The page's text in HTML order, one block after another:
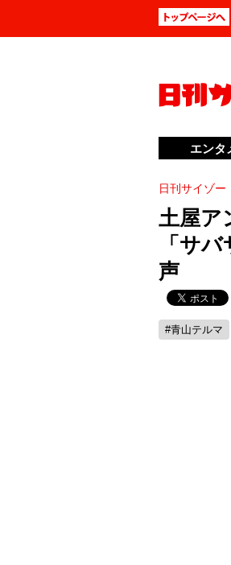
日刊サイゾー
土屋ア
「サ
声
#青山テルマ
エンタ